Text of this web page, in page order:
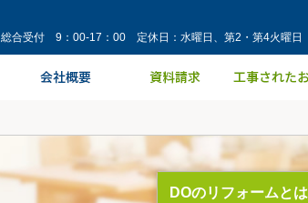
総合受付 9：00-17：00 定休日：水曜日、第2・第4火曜日
DOのリフォームとは